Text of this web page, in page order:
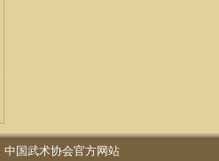
中国武术协会官方网站